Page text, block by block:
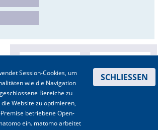
Session-Cookies, um
wie die Navigation
Bereiche zu
Website zu optimieren,
betriebene Open-
ein. matomo arbeitet
SCHLIESSEN